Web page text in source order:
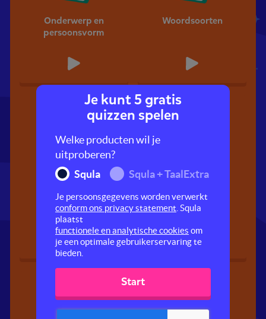
Onderwerp en
persoonsvorm
Woordsoorten
Zinsontleding
Lidwoord en
zelfstandig
Je kunt 5 gratis
quizzen spelen
Welke producten wil je
uitproberen?
Squla
Squla + TaalExtra
Je persoonsgegevens worden verwerkt
conform ons privacy statement . Squla
plaatst
functionele en analytische cookies om
je een optimale gebruikerservaring te
bieden.
Start